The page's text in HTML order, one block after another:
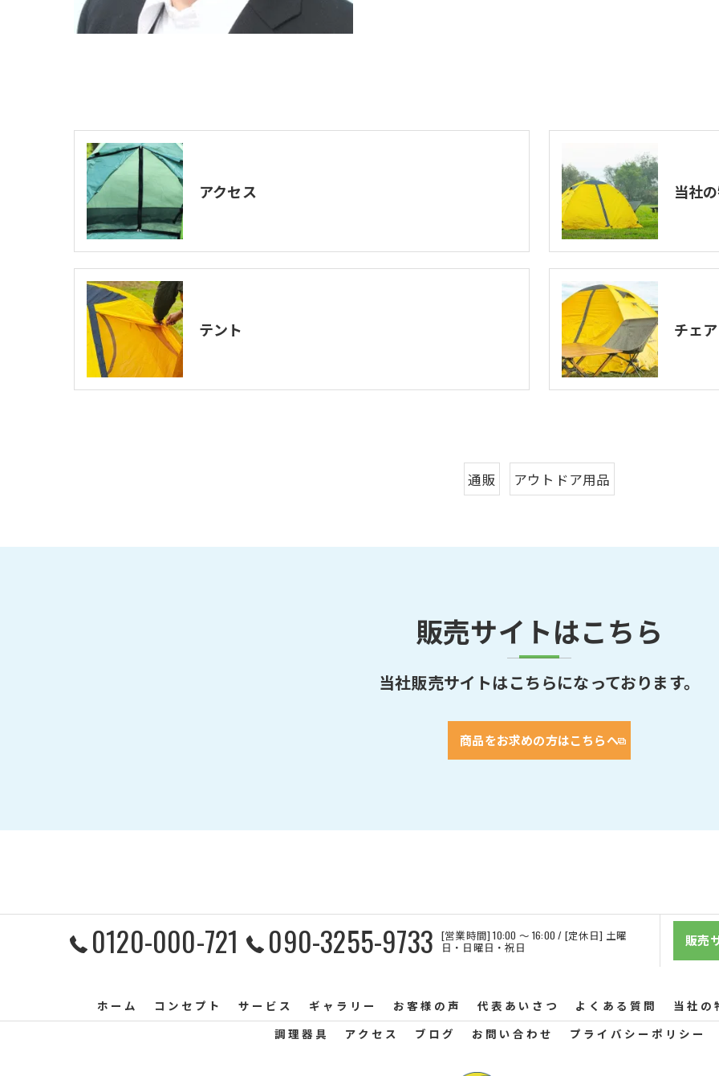
アクセス 当社
テント チェア
通販 アウトドア用品
当社販売サイトはこちらになっております。
販売サイトはこちら
商品をお求めの方はこちらへ
0120-000-721 090-3255-9733 [営業時間] 10:00 〜 16:00 / [定休日] 土曜
日・日曜日・祝日 販売
ホーム コンセプト サービス ギャラリー お客様の声 代表あいさつ よくある質問
当社の
調理器具
アクセス ブログ お問い合わせ プライバシーポリシー